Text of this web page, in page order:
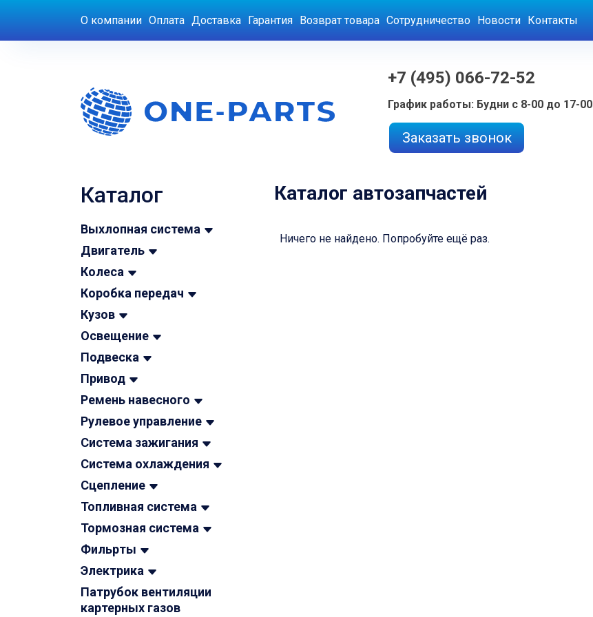
О компании Оплата Доставка Гарантия Возврат товара Сотрудничество Новости Контакты
+7 (495) 066-72-52
График работы: Будни с 8-00 до 17-00
Заказать звонок
Каталог
Выхлопная система
Двигатель
Колеса
Коробка передач
Кузов
Освещение
Подвеска
Привод
Ремень навесного
Рулевое управление
Система зажигания
Система охлаждения
Сцепление
Топливная система
Тормозная система
Фильрты
Электрика
Патрубок вентиляции
картерных газов
Каталог автозапчастей
Ничего не найдено. Попробуйте ещё раз.